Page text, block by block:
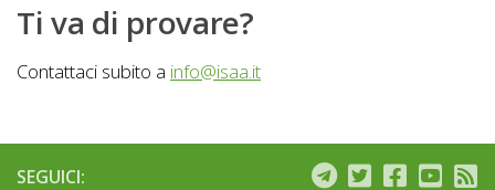
Ti va di provare?
Contattaci subito a info@isaa.it
SEGUICI: